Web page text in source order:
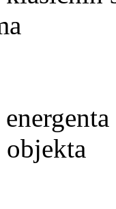
objekta